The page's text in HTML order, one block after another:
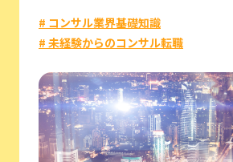
# コンサル業界基礎知識
# 未経験からのコンサル転職